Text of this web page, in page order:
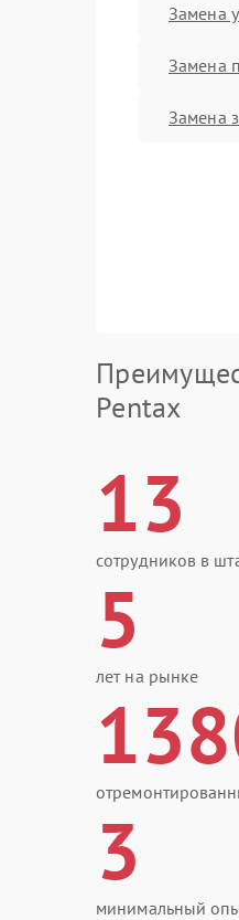
Замена
Замена
Замена
Pentax
13
сотрудников в
5
лет на рынке
3
минимальный